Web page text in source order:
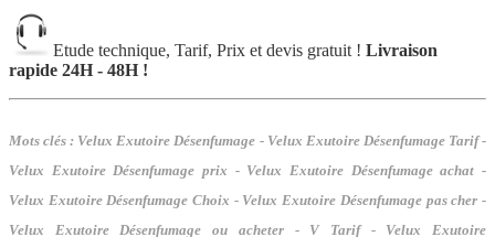
Etude technique, Tarif, Prix et devis gratuit ! Livraison
rapide 24H - 48H !
Mots clés : Velux Exutoire Désenfumage - Velux Exutoire Désenfumage Tarif -
Velux Exutoire Désenfumage prix - Velux Exutoire Désenfumage achat -
Velux Exutoire Désenfumage Choix - Velux Exutoire Désenfumage pas cher -
Velux Exutoire Désenfumage ou acheter - V Tarif - Velux Exutoire